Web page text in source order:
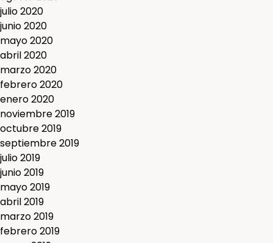
julio 2020
junio 2020
mayo 2020
abril 2020
marzo 2020
febrero 2020
enero 2020
noviembre 2019
octubre 2019
septiembre 2019
julio 2019
junio 2019
mayo 2019
abril 2019
marzo 2019
febrero 2019